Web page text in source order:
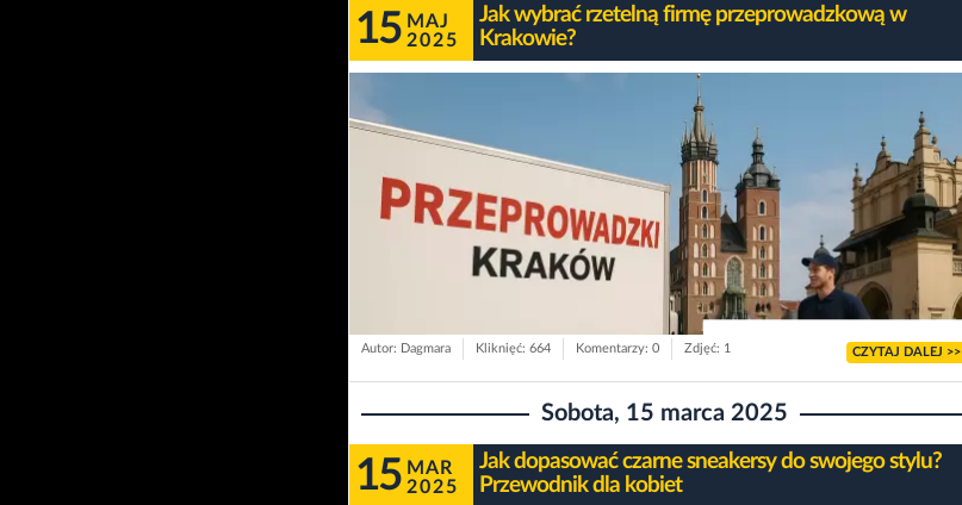
15 MAJ
2025
Jak wybrać rzetelną firmę przeprowadzkową w
Krakowie?
Autor: Dagmara Kliknięć: 664 Komentarzy: 0 Zdjęć: 1 CZYTAJ DALEJ >>
Sobota, 15 marca 2025
15 MAR
2025
Jak dopasować czarne sneakersy do swojego stylu?
Przewodnik dla kobiet